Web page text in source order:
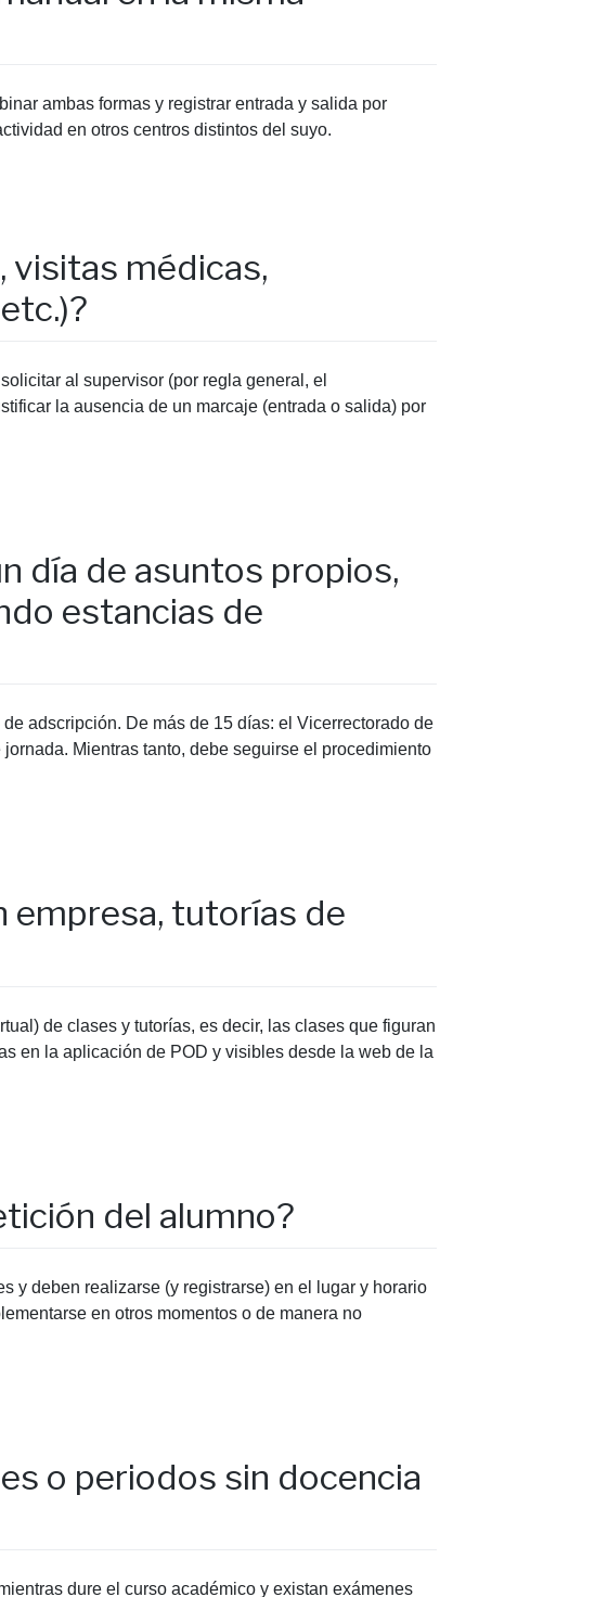
ambas formas y registrar entrada y salida por
en otros centros distintos del suyo.
visitas médicas,
al supervisor (por regla general, el
la ausencia de un marcaje (entrada o salida) por
día de asuntos propios,
estancias de
adscripción. De más de 15 días: el Vicerrectorado de
Mientras tanto, debe seguirse el procedimiento
empresa, tutorías de
de clases y tutorías, es decir, las clases que figuran
en la aplicación de POD y visibles desde la web de la
del alumno?
y deben realizarse (y registrarse) en el lugar y horario
en otros momentos o de manera no
o periodos sin docencia
dure el curso académico y existan exámenes